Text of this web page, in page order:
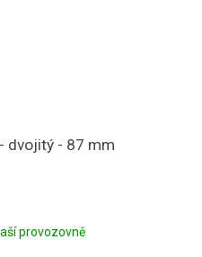
dvojitý - 87 mm
provozovně